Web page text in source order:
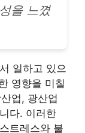
을 느꼈
일하고 있으
영향을 미칠
업, 광산업
다. 이러한
트레스와 불